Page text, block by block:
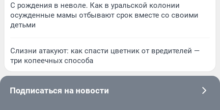
С рождения в неволе. Как в уральской колонии
осужденные мамы отбывают срок вместе со своими
детьми
Слизни атакуют: как спасти цветник от вредителей —
три копеечных способа
Подписаться на новости